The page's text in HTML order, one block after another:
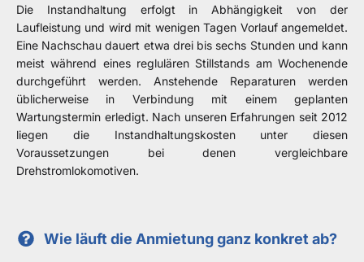
Die Instandhaltung erfolgt in Abhängigkeit von der
Laufleistung und wird mit wenigen Tagen Vorlauf angemeldet.
Eine Nachschau dauert etwa drei bis sechs Stunden und kann
meist während eines reglulären Stillstands am Wochenende
durchgeführt werden. Anstehende Reparaturen werden
üblicherweise in Verbindung mit einem geplanten
Wartungstermin erledigt. Nach unseren Erfahrungen seit 2012
liegen die Instandhaltungskosten unter diesen
Voraussetzungen bei denen vergleichbare
Drehstromlokomotiven.
Wie läuft die Anmietung ganz konkret ab?